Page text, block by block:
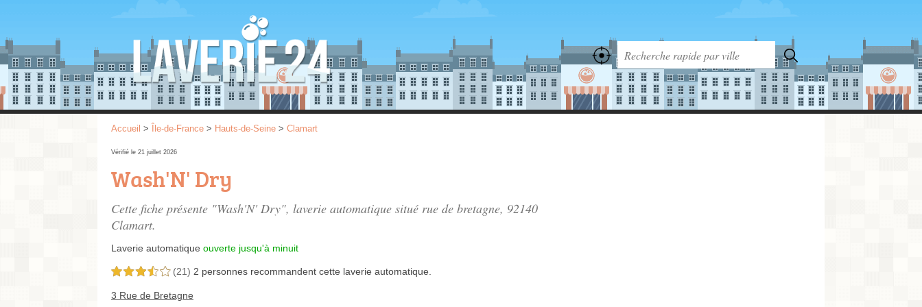
Accueil > Île-de-France > Hauts-de-Seine > Clamart
Vérifié le 21 juillet 2026
Wash'N' Dry
Cette fiche présente "Wash'N' Dry", laverie automatique situé rue de bretagne, 92140
Clamart.
Laverie automatique ouverte jusqu'à minuit
3,5 étoiles sur 5 (21) 2 personnes recommandent cette laverie automatique.
3 Rue de Bretagne